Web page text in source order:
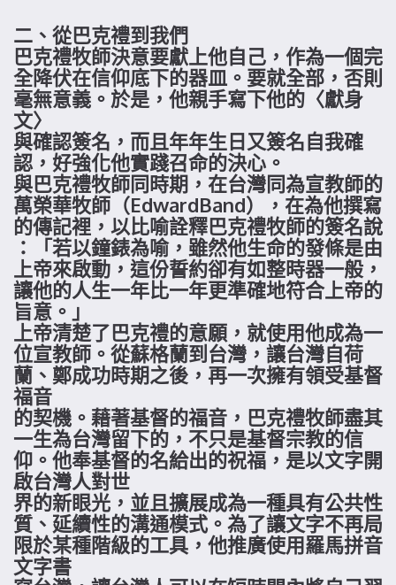
二、從巴克禮到我們
巴克禮牧師決意要獻上他自己，作為一個完
全降伏在信仰底下的器皿。要就全部，否則
毫無意義。於是，他親手寫下他的〈獻身
文〉
與確認簽名，而且年年生日又簽名自我確
認，好強化他實踐召命的決心。
與巴克禮牧師同時期，在台灣同為宣教師的
萬榮華牧師（EdwardBand），在為他撰寫
的傳記裡，以比喻詮釋巴克禮牧師的簽名說
：「若以鐘錶為喻，雖然他生命的發條是由
上帝來啟動，這份誓約卻有如整時器一般，
讓他的人生一年比一年更準確地符合上帝的
旨意。」
上帝清楚了巴克禮的意願，就使用他成為一
位宣教師。從蘇格蘭到台灣，讓台灣自荷
蘭、鄭成功時期之後，再一次擁有領受基督
福音
的契機。藉著基督的福音，巴克禮牧師盡其
一生為台灣留下的，不只是基督宗教的信
仰。他奉基督的名給出的祝福，是以文字開
啟台灣人對世
界的新眼光，並且擴展成為一種具有公共性
質、延續性的溝通模式。為了讓文字不再局
限於某種階級的工具，他推廣使用羅馬拼音
文字書